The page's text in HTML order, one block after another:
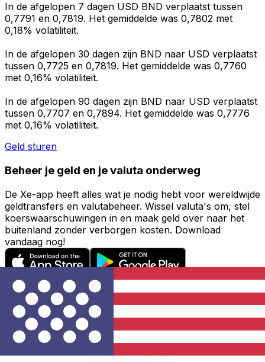
In de afgelopen 7 dagen USD BND verplaatst tussen
0,7791 en 0,7819. Het gemiddelde was 0,7802 met
0,18% volatiliteit.
In de afgelopen 30 dagen zijn BND naar USD verplaatst
tussen 0,7725 en 0,7819. Het gemiddelde was 0,7760
met 0,16% volatiliteit.
In de afgelopen 90 dagen zijn BND naar USD verplaatst
tussen 0,7707 en 0,7894. Het gemiddelde was 0,7776
met 0,16% volatiliteit.
Geld sturen
Beheer je geld en je valuta onderweg
De Xe-app heeft alles wat je nodig hebt voor wereldwijde
geldtransfers en valutabeheer. Wissel valuta's om, stel
koerswaarschuwingen in en maak geld over naar het
buitenland zonder verborgen kosten. Download
vandaag nog!